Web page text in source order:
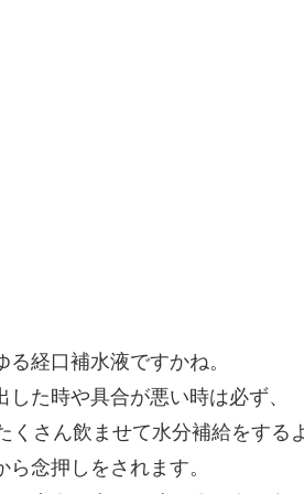
る経口補水液ですかね。
した時や具合が悪い時は必ず、
くさん飲ませて水分補給をする
ら念押しをされます。